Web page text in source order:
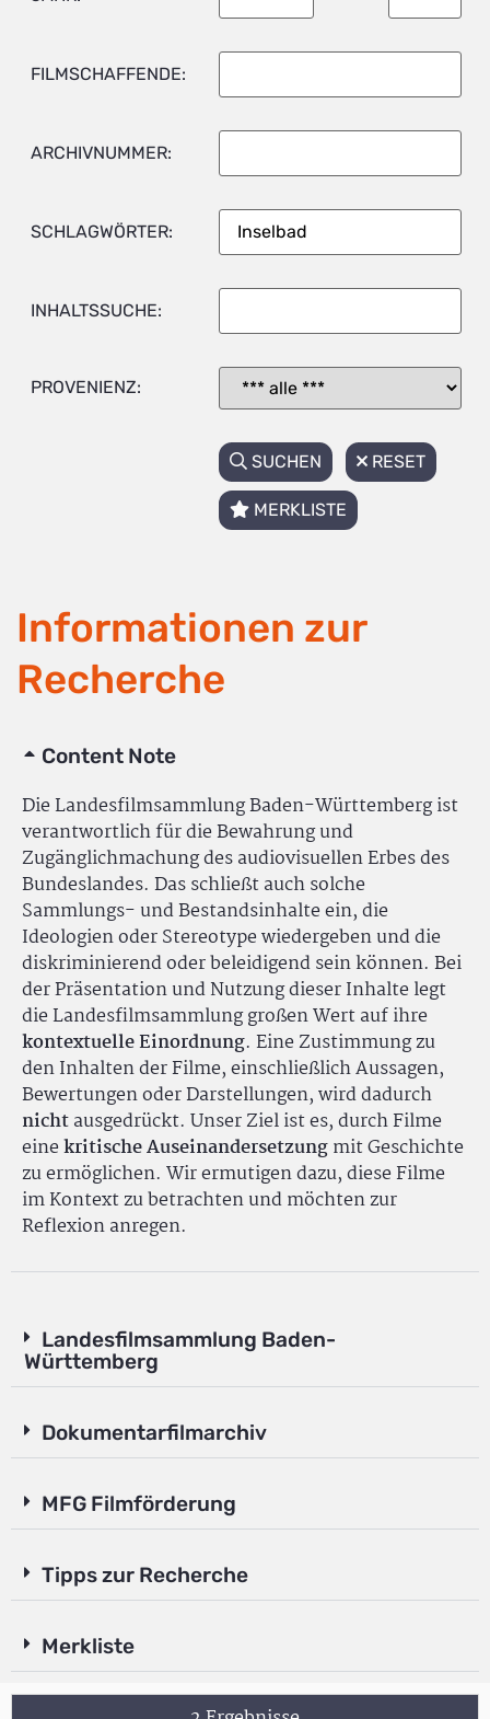
FILMSCHAFFENDE:
ARCHIVNUMMER:
SCHLAGWÖRTER:
INHALTSSUCHE:
PROVENIENZ:
SUCHEN RESET
MERKLISTE
Informationen zur
Recherche
Content Note
Die Landesfilmsammlung Baden-Württemberg ist
verantwortlich für die Bewahrung und
Zugänglichmachung des audiovisuellen Erbes des
Bundeslandes. Das schließt auch solche
Sammlungs- und Bestandsinhalte ein, die
Ideologien oder Stereotype wiedergeben und die
diskriminierend oder beleidigend sein können. Bei
der Präsentation und Nutzung dieser Inhalte legt
die Landesfilmsammlung großen Wert auf ihre
kontextuelle Einordnung. Eine Zustimmung zu
den Inhalten der Filme, einschließlich Aussagen,
Bewertungen oder Darstellungen, wird dadurch
nichtausgedrückt. Unser Ziel ist es, durch Filme
einekritische Auseinandersetzungmit Geschichte
zu ermöglichen. Wir ermutigen dazu, diese Filme
im Kontext zu betrachten und möchten zur
Reflexion anregen.
Landesfilmsammlung Baden-
Württemberg
Dokumentarfilmarchiv
MFG Filmförderung
Tipps zur Recherche
Merkliste